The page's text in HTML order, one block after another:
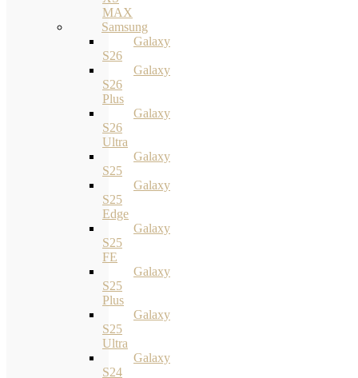
MAX
Samsung
Galaxy
S26
Galaxy
S26
Plus
Galaxy
S26
Ultra
Galaxy
S25
Galaxy
S25
Edge
Galaxy
S25
FE
Galaxy
S25
Plus
Galaxy
S25
Ultra
Galaxy
S24